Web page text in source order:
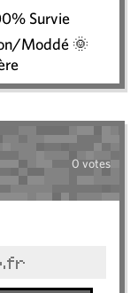
Survie
Moddé 🌞
0 votes